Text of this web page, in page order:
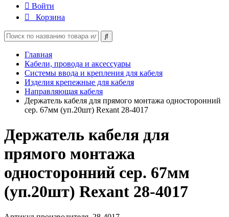
Войти
Корзина
Главная
Кабели, провода и аксессуары
Системы ввода и крепления для кабеля
Изделия крепежные для кабеля
Направляющая кабеля
Держатель кабеля для прямого монтажа односторонний
сер. 67мм (уп.20шт) Rexant 28-4017
Держатель кабеля для
прямого монтажа
односторонний сер. 67мм
(уп.20шт) Rexant 28-4017